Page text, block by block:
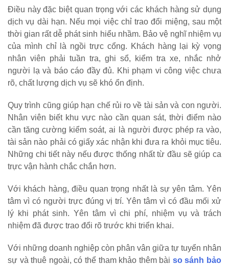
Điều này đặc biệt quan trọng với các khách hàng sử dụng
dịch vụ dài hạn. Nếu mọi việc chỉ trao đổi miệng, sau một
thời gian rất dễ phát sinh hiểu nhầm. Bảo vệ nghĩ nhiệm vụ
của mình chỉ là ngồi trực cổng. Khách hàng lại kỳ vọng
nhân viên phải tuần tra, ghi sổ, kiểm tra xe, nhắc nhở
người lạ và báo cáo đầy đủ. Khi phạm vi công việc chưa
rõ, chất lượng dịch vụ sẽ khó ổn định.
Quy trình cũng giúp hạn chế rủi ro về tài sản và con người.
Nhân viên biết khu vực nào cần quan sát, thời điểm nào
cần tăng cường kiểm soát, ai là người được phép ra vào,
tài sản nào phải có giấy xác nhận khi đưa ra khỏi mục tiêu.
Những chi tiết này nếu được thống nhất từ đầu sẽ giúp ca
trực vận hành chắc chắn hơn.
Với khách hàng, điều quan trọng nhất là sự yên tâm. Yên
tâm vì có người trực đúng vị trí. Yên tâm vì có đầu mối xử
lý khi phát sinh. Yên tâm vì chi phí, nhiệm vụ và trách
nhiệm đã được trao đổi rõ trước khi triển khai.
Với những doanh nghiệp còn phân vân giữa tự tuyển nhân
sự và thuê ngoài, có thể tham khảo thêm bài so sánh bảo